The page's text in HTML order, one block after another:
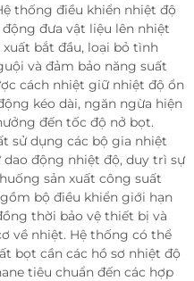
thống điều khiển nhiệt độ
đưa vật liệu lên nhiệt
bắt đầu, loại bỏ tình
và đảm bảo năng suất
cách nhiệt giữ nhiệt độ ổn
kéo dài, ngăn ngừa hiện
đến tốc độ nở bọt.
sử dụng các bộ gia nhiệt
động nhiệt độ, duy trì sự
sản xuất công suất
bộ điều khiển giới hạn
thời bảo vệ thiết bị và
về nhiệt. Hệ thống có thể
bọt cần các hồ sơ nhiệt độ
tiêu chuẩn đến các hợp